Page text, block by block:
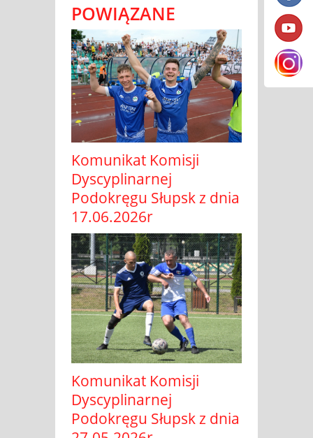
POWIĄZANE
Komunikat Komisji
Dyscyplinarnej
Podokręgu Słupsk z dnia
17.06.2026r
Komunikat Komisji
Dyscyplinarnej
Podokręgu Słupsk z dnia